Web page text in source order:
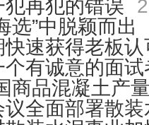
再犯的错误
选”中脱颖而出
速获得老板认
有诚意的面试
商品混凝土产
全面部署散